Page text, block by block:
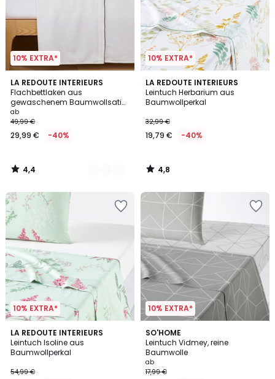
10% EXTRA*
LA REDOUTE INTERIEURS
Flachbettlaken aus
gewaschenem Baumwollsatin,
118 Fäden, Victor uni
ab
49,99 €
29,99 € -40%
4,4
/ 5
10
Farben
4,4
/
10% EXTRA*
LA REDOUTE INTERIEURS
Leintuch Herbarium aus
Baumwollperkal
32,99 €
19,79 € -40%
4,8
/ 5
4,8
/
10% EXTRA*
LA REDOUTE INTERIEURS
Leintuch Isoline aus
Baumwollperkal
54,99 €
4,4
/ 5
10% EXTRA*
SO'HOME
Leintuch Vidmey, reine
Baumwolle
ab
17,99 €
4,2
/ 5